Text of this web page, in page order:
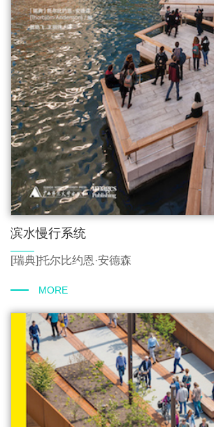
滨水慢行系统
[瑞典]托尔比约恩·安德森
MORE